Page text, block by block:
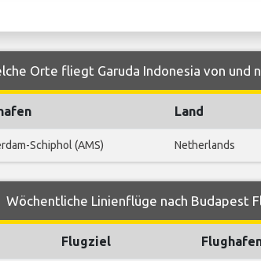
Orte fliegt Garuda Indonesia von und
Land
Schiphol (AMS) Netherlands
Wöchentliche Linienflüge nach Budapest
Flugziel